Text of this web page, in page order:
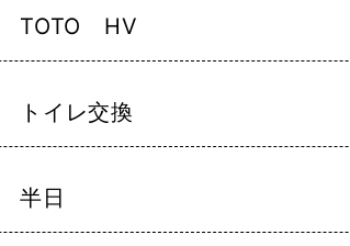
TOTO HV
トイレ交換
半日